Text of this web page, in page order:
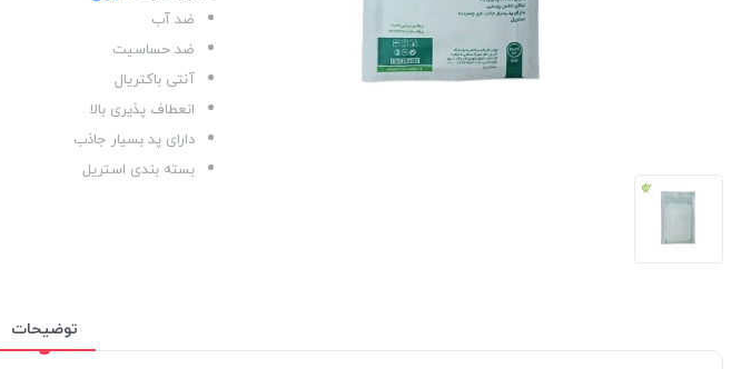
ضد آب
ضد حساسیت
آنتی باکتریال
انعطاف پذیری بالا
دارای پد بسیار جاذب
بسته بندی استریل
توضیحات